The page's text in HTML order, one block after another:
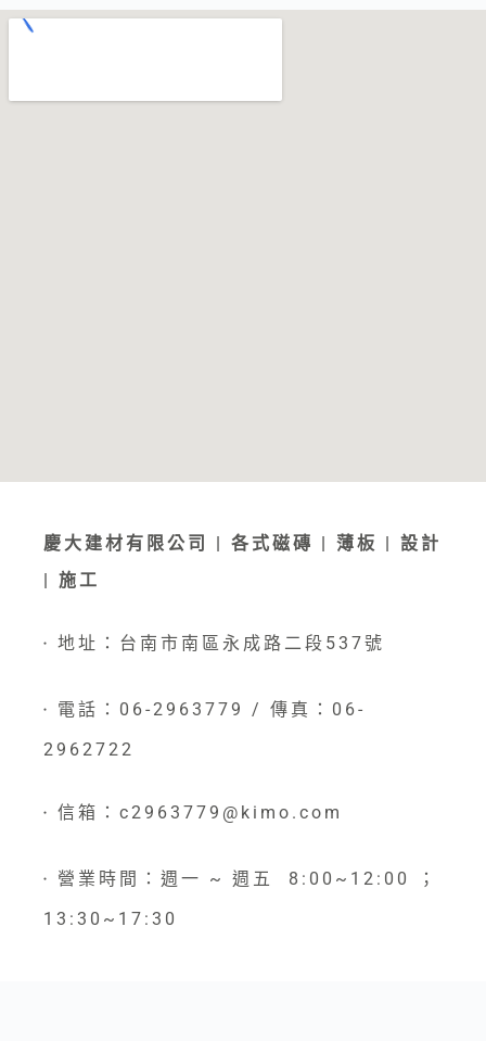
慶大建材有限公司 | 各式磁磚 | 薄板 | 設計
| 施工
● 地址：台南市南區永成路二段537號
●
電話：06-2963779 / 傳真：06-
2962722
● 信箱：c2963779@kimo.com
●
營業時間：週一 ~ 週五 8:00~12:00 ；
13:30~17:30